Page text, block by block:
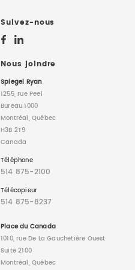
Suivez-nous
Nous joindre
Spiegel Ryan
1255, rue Peel
Bureau 1000
Montréal, Québec
H3B 2T9
Canada
Téléphone
514 875-2100
Télécopieur
514 875-8237
Place du Canada
1010, rue De La Gauchetière Ouest
Suite 2100
Montréal, Québec